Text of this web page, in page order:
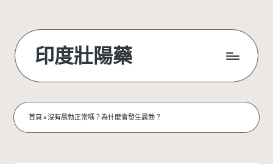
content
印度壯陽藥
首頁»沒有晨勃正常嗎？為什麼會發生晨勃？